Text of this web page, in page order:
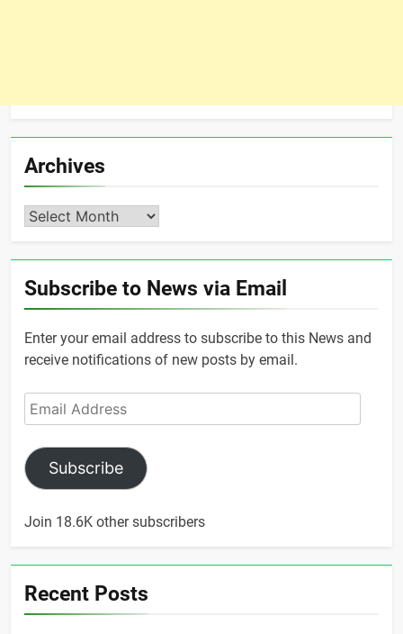
Archives
Archives
Subscribe to News via Email
Enter your email address to subscribe to this News and
receive notifications of new posts by email.
Email
Address
Subscribe
Join 18.6K other subscribers
Recent Posts